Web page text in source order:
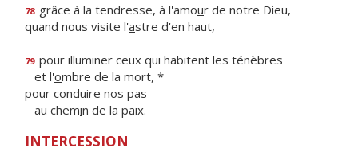
78 grâce à la tendresse, à l'amour de notre Dieu,
quand nous visite l'astre d'en haut,
79 pour illuminer ceux qui habitent les ténèbres
et l'ombre de la mort, *
pour conduire nos pas
au chemin de la paix.
INTERCESSION